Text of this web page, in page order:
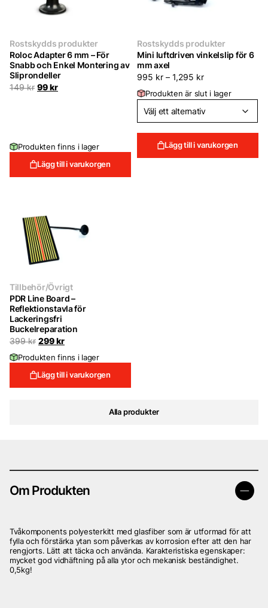
Alla produkter
Rostskydds produkter
Roloc Adapter 6 mm – För
Snabb och Enkel Montering av
Sliprondeller
149kr Det
99krDet
Produkten finns i lager
Lägg till i varukorgen
Rostskydds produkter
Mini luftdriven vinkelslip för 6
mm axel
995 kr – 1,295 kr
Produkten är slut i lager
Lägg till i varukorgen
Tillbehör/Övrigt
PDR Line Board –
Reflektionstavla för
Lackeringsfri
Buckelreparation
399kr Det
priset
399 kr.
299krDet
priset
299 kr.
Produkten finns i lager
Lägg till i varukorgen
Om Produkten
Tvåkomponents polyesterkitt med glasfiber som är utformad för att
fylla och förstärka ytan som påverkas av korrosion efter att den har
rengjorts. Lätt att täcka och använda. Karakteristiska egenskaper:
mycket god vidhäftning på alla ytor och mekanisk beständighet.
0,5kg!